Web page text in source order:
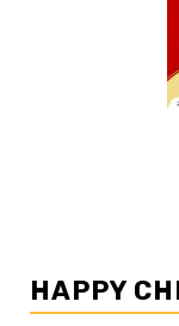
HAPPY